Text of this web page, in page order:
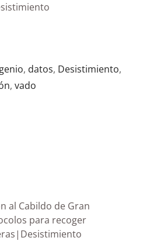
, datos, Desistimiento,
, vado
al Cabildo de Gran
para recoger